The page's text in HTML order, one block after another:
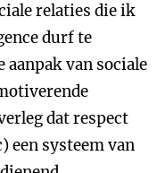
relaties die ik
durf te
aanpak van sociale
dat respect
een systeem van